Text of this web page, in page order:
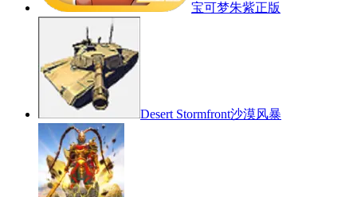
宝可梦朱紫正版
Desert Stormfront沙漠风暴